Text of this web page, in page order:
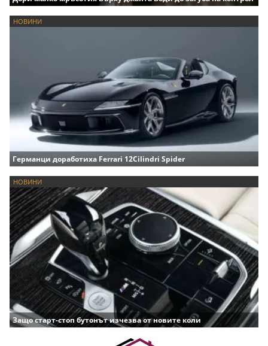
НОВИНИ
Германци доработиха Ferrari 12Cilindri Spider
НОВИНИ
Защо старт-стоп бутонът изчезва от новите коли